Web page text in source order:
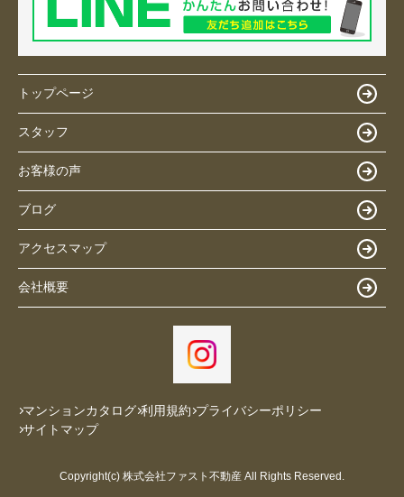
トップページ
スタッフ
お客様の声
ブログ
アクセスマップ
会社概要
マンションカタログ 利用規約 プライバシーポリシー
サイトマップ
Copyright(c) 株式会社ファスト不動産 All Rights Reserved.